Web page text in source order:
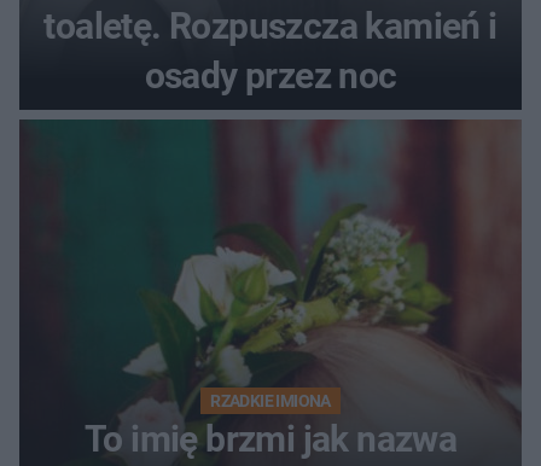
toaletę. Rozpuszcza kamień i
osady przez noc
RZADKIE IMIONA
To imię brzmi jak nazwa